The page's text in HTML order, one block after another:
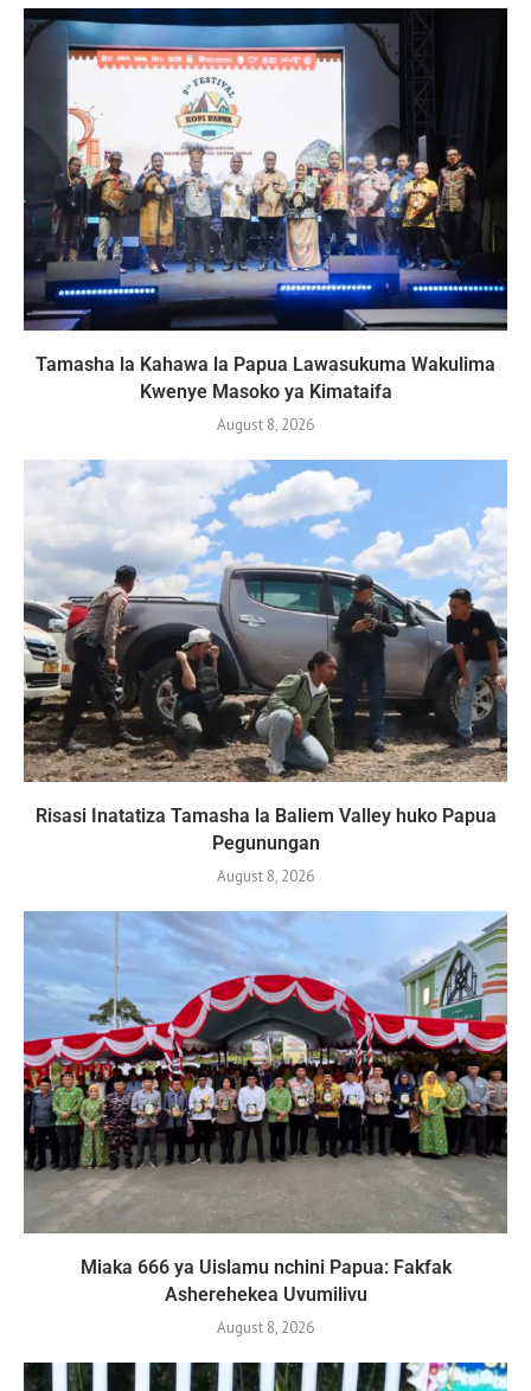
Tamasha la Kahawa la Papua Lawasukuma Wakulima
Kwenye Masoko ya Kimataifa
August 8, 2026
Risasi Inatatiza Tamasha la Baliem Valley huko Papua
Pegunungan
August 8, 2026
Miaka 666 ya Uislamu nchini Papua: Fakfak
Asherehekea Uvumilivu
August 8, 2026